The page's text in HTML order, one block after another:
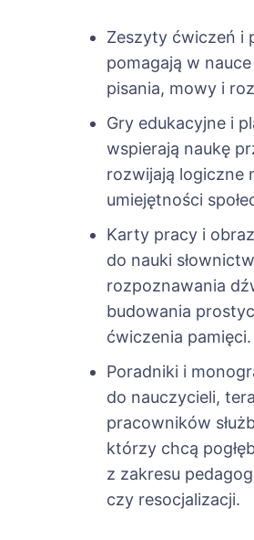
Zeszyty ćwiczeń i
pomagają w
pisania, mowy i
Gry edukacyjne i
wspierają naukę
rozwijają logiczne
umiejętności
Karty pracy i
do nauki
rozpoznawania
budowania
ćwiczenia pamięci.
Poradniki i
do nauczycieli,
pracowników
którzy chcą
z zakresu
czy resocjalizacji.